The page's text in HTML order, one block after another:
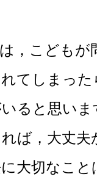
こどもが
てしまっ
ると思い
ば，大丈
大切なこ